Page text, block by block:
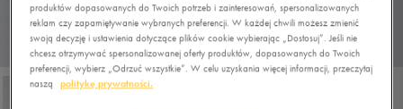
produktów dopasowanych do Twoich potrzeb i zainteresowań, spersonalizowanych
reklam czy zapamiętywanie wybranych preferencji. W każdej chwili możesz zmienić
swoją decyzję i ustawienia dotyczące plików cookie wybierając „Dostosuj”. Jeśli nie
chcesz otrzymywać spersonalizowanej oferty produktów, dopasowanych do Twoich
preferencji, wybierz „Odrzuć wszystkie”. W celu uzyskania więcej informacji, przeczytaj
naszą
politykę prywatności.